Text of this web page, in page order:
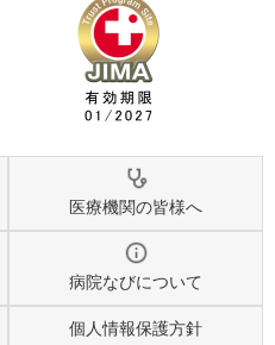
医療機関の皆様へ
病院なびについて
個人情報保護方針